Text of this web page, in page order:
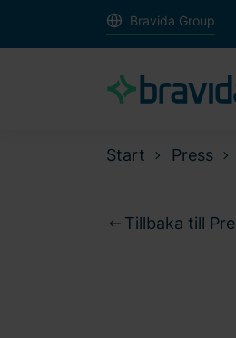
Bravida Group
Start Press
Tillbaka till